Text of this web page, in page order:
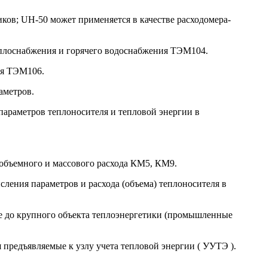
UH-50 может применяется в качестве расходомера-
и горячего водоснабжения ТЭМ104.
ТЭМ106.
теплоносителя и тепловой энергии в
и массового расхода КМ5, КМ9.
параметров и расхода (объема) теплоносителя в
крупного объекта теплоэнергетики (промышленные
к узлу учета тепловой энергии ( УУТЭ ).